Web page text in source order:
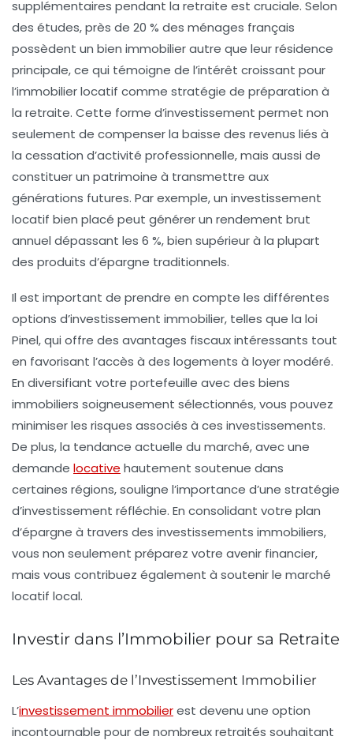
supplémentaires pendant la retraite est cruciale. Selon
des études, près de 20 % des ménages français
possèdent un bien immobilier autre que leur résidence
principale, ce qui témoigne de l’intérêt croissant pour
l’immobilier locatif comme stratégie de préparation à
la retraite. Cette forme d’investissement permet non
seulement de compenser la baisse des revenus liés à
la cessation d’activité professionnelle, mais aussi de
constituer un patrimoine à transmettre aux
générations futures. Par exemple, un investissement
locatif bien placé peut générer un rendement brut
annuel dépassant les 6 %, bien supérieur à la plupart
des produits d’épargne traditionnels.
Il est important de prendre en compte les différentes
options d’investissement immobilier, telles que la loi
Pinel, qui offre des avantages fiscaux intéressants tout
en favorisant l’accès à des logements à loyer modéré.
En diversifiant votre portefeuille avec des biens
immobiliers soigneusement sélectionnés, vous pouvez
minimiser les risques associés à ces investissements.
De plus, la tendance actuelle du marché, avec une
demande locative hautement soutenue dans
certaines régions, souligne l’importance d’une stratégie
d’investissement réfléchie. En consolidant votre plan
d’épargne à travers des investissements immobiliers,
vous non seulement préparez votre avenir financier,
mais vous contribuez également à soutenir le marché
locatif local.
Investir dans l’Immobilier pour sa Retraite
Les Avantages de l’Investissement Immobilier
L’investissement immobilierest devenu une option
incontournable pour de nombreux retraités souhaitant